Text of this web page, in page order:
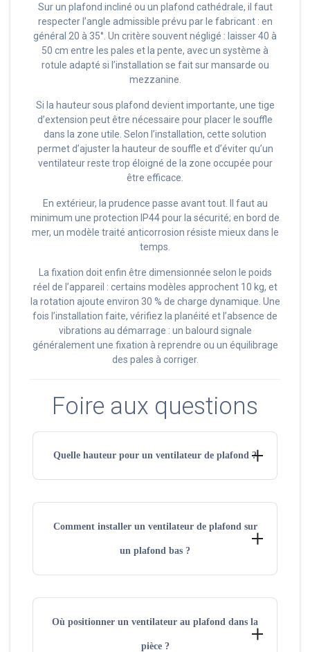
Sur un plafond incliné ou un plafond cathédrale, il faut
respecter l’angle admissible prévu par le fabricant : en
général 20 à 35°. Un critère souvent négligé : laisser 40 à
50 cm entre les pales et la pente, avec un système à
rotule adapté si l’installation se fait sur mansarde ou
mezzanine.
Si la hauteur sous plafond devient importante, une tige
d’extension peut être nécessaire pour placer le souffle
dans la zone utile. Selon l’installation, cette solution
permet d’ajuster la hauteur de souffle et d’éviter qu’un
ventilateur reste trop éloigné de la zone occupée pour
être efficace.
En extérieur, la prudence passe avant tout. Il faut au
minimum une protection IP44 pour la sécurité; en bord de
mer, un modèle traité anticorrosion résiste mieux dans le
temps.
La fixation doit enfin être dimensionnée selon le poids
réel de l’appareil : certains modèles approchent 10 kg, et
la rotation ajoute environ 30 % de charge dynamique. Une
fois l’installation faite, vérifiez la planéité et l’absence de
vibrations au démarrage : un balourd signale
généralement une fixation à reprendre ou un équilibrage
des pales à corriger.
Foire aux questions
Quelle hauteur pour un ventilateur de plafond ?
La hauteur minimale entre le bas des pales et le sol est
de 2,30 m. Pour le confort d’usage, une installation
entre 2,40 et 2,75 m reste préférable.
Avec un plafond haut, il faut abaisser l’appareil vers sa
montage rasant sans tige reste le plus adapté, avec une
Comment installer un ventilateur de plafond sur
un plafond bas ?
En dessous de 2,40 m, il faut des ventilateurs de
plafond adaptés : modèles ultra-plats, en montage
rasant, avec une hauteur totale de 10 à 20 cm selon
l’installation.
Où positionner un ventilateur au plafond dans la
pièce ?